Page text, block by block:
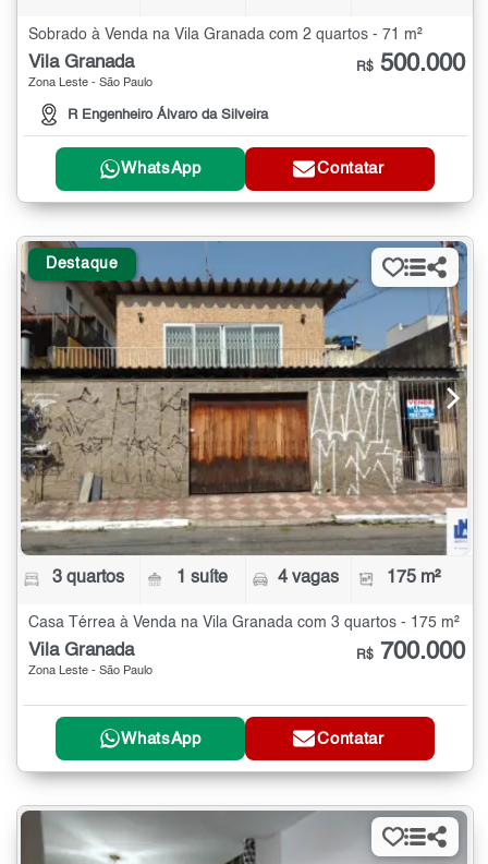
Sobrado à Venda na Vila Granada com 2 quartos - 71 m²
Vila Granada
Zona Leste - São Paulo
R Engenheiro Álvaro da Silveira
R$ 500.000
WhatsApp Contatar
Destaque
3 quartos 1 suíte 4 vagas 175 m²
Casa Térrea à Venda na Vila Granada com 3 quartos - 175 m²
Vila Granada
Zona Leste - São Paulo
R$ 700.000
WhatsApp Contatar